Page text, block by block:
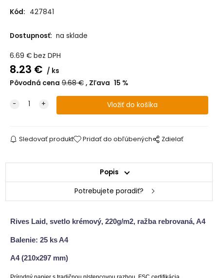
Kód: 427841
Dostupnosť: na sklade
6.69 € bez DPH
8.23 €
ks
Pôvodná cena 9.68€ Zľava 15 %
Sledovať produkt Pridať do obľúbených Zdielať
Popis
Potrebujete poradiť?
Rives Laid, svetlo krémový, 220g/m2, ražba rebrovaná, A4
Balenie: 25 ks A4
A4 (210x297 mm)